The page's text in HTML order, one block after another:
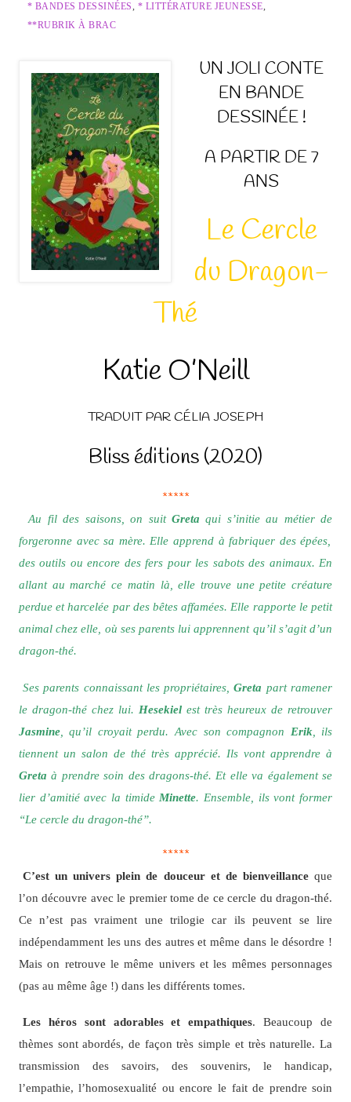
* BANDES DESSINÉES, * LITTÉRATURE JEUNESSE,
**RUBRIK À BRAC
UN JOLI CONTE
EN BANDE
DESSINÉE !
A PARTIR DE 7
ANS
Le Cercle
du Dragon-
Thé
Katie O’Neill
TRADUIT PAR CÉLIA JOSEPH
Bliss éditions (2020)
*****
Au fil des saisons, on suit Greta qui s’initie au métier de
forgeronne avec sa mère. Elle apprend à fabriquer des épées,
des outils ou encore des fers pour les sabots des animaux. En
allant au marché ce matin là, elle trouve une petite créature
perdue et harcelée par des bêtes affamées. Elle rapporte le petit
animal chez elle, où ses parents lui apprennent qu’il s’agit d’un
dragon-thé.
Ses parents connaissant les propriétaires,Greta part ramener
le dragon-thé chez lui. Hesekiel est très heureux de retrouver
Jasmine, qu’il croyait perdu. Avec son compagnon Erik, ils
tiennent un salon de thé très apprécié. Ils vont apprendre à
Greta à prendre soin des dragons-thé. Et elle va également se
lier d’amitié avec la timide Minette. Ensemble, ils vont former
“Le cercle du dragon-thé”.
*****
C’est un univers plein de douceur et de bienveillanceque
l’on découvre avec le premier tome de ce cercle du dragon-thé.
Ce n’est pas vraiment une trilogie car ils peuvent se lire
indépendamment les uns des autres et même dans le désordre !
Mais on retrouve le même univers et les mêmes personnages
(pas au même âge !) dans les différents tomes.
Les héros sont adorables et empathiques. Beaucoup de
thèmes sont abordés, de façon très simple et très naturelle. La
transmission des savoirs, des souvenirs, le handicap,
l’empathie, l’homosexualité ou encore le fait de prendre soin